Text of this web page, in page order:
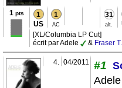
1pts 1
US
1
AC
31
alt.
[XL/Columbia LP Cut]
écrit par Adele
& Fraser
4. 04/2011 #1
Adele